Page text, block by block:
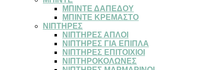
ΜΠΙΝΤΕ ΔΑΠΕΔΟΥ
ΜΠΙΝΤΕ ΚΡΕΜΑΣΤΟ
ΝΙΠΤΗΡΕΣ
ΝΙΠΤΗΡΕΣ ΑΠΛΟΙ
ΝΙΠΤΗΡΕΣ ΓΙΑ ΕΠΙΠΛΑ
ΝΙΠΤΗΡΕΣ ΕΠΙΤΟΙΧΙΟΙ
ΝΙΠΤΗΡΟΚΟΛΩΝΕΣ